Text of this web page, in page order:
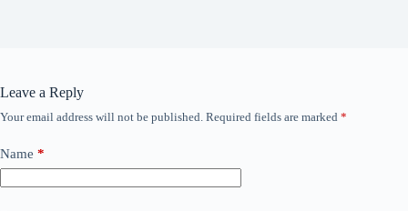
Leave a Reply
Your email address will not be published. Required fields are marked *
Name *